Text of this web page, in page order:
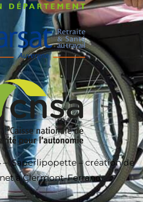
–Saperlipopette – création de
à Clermont-Ferrand